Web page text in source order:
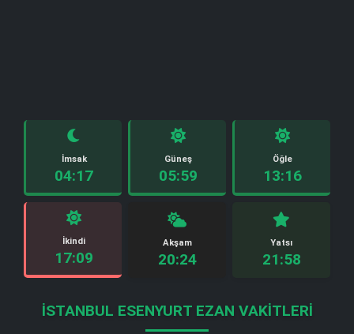
İmsak
04:17
Güneş
05:59
Öğle
13:16
İkindi
17:09
Akşam
20:24
Yatsı
21:58
İSTANBUL ESENYURT EZAN VAKITLERI